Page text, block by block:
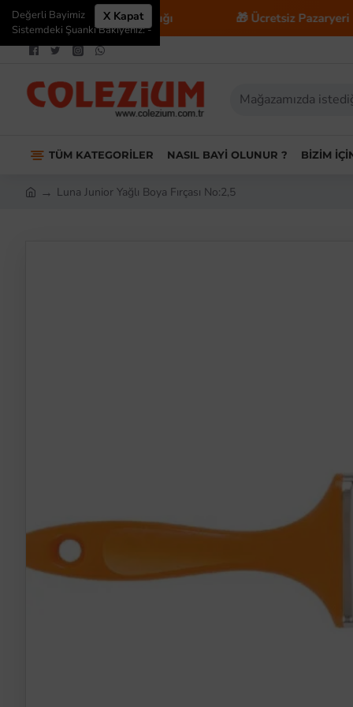
Danışmanlığı 🎁 Ücretsiz Pazaryeri
TÜM KATEGORILER NASIL BAYI OLUNUR ? BIZIM
X Kapat
Değerli Bayimiz
Sistemdeki Şuanki Bakiyeniz: -
Luna Junior Yağlı Boya Fırçası No:2,5